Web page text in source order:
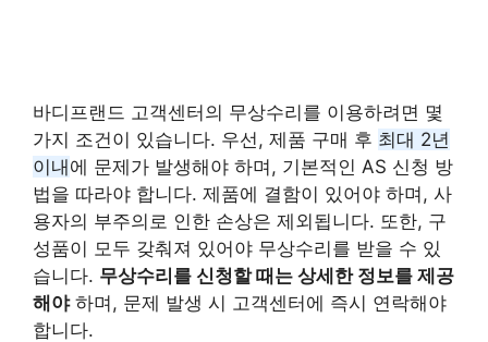
바디프랜드 고객센터의 무상수리를 이용하려면 몇
가지 조건이 있습니다. 우선, 제품 구매 후 최대 2년
이내에 문제가 발생해야 하며, 기본적인 AS 신청 방
법을 따라야 합니다. 제품에 결함이 있어야 하며, 사
용자의 부주의로 인한 손상은 제외됩니다. 또한, 구
성품이 모두 갖춰져 있어야 무상수리를 받을 수 있
습니다. 무상수리를 신청할 때는 상세한 정보를 제공
해야하며, 문제 발생 시 고객센터에 즉시 연락해야
합니다.